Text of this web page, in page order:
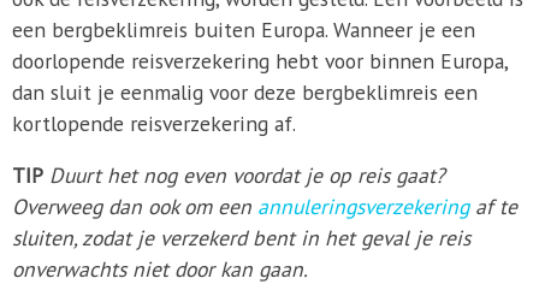
een bergbeklimreis buiten Europa. Wanneer je een
doorlopende reisverzekering hebt voor binnen Europa,
dan sluit je eenmalig voor deze bergbeklimreis een
kortlopende reisverzekering af.
TIP Duurt het nog even voordat je op reis gaat?
Overweeg dan ook om een annuleringsverzekeringaf te
sluiten, zodat je verzekerd bent in het geval je reis
onverwachts niet door kan gaan.